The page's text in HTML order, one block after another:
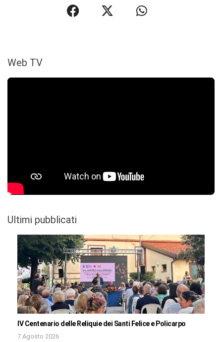
Web TV
Ultimi pubblicati
IV Centenario delle Reliquie dei Santi Felice e Policarpo
7 Agosto 2026